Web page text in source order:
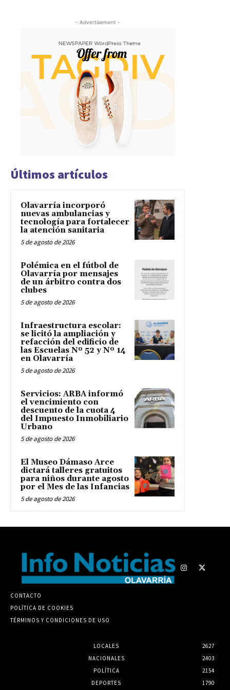
- Advertisement -
Últimos artículos
Olavarría incorporó
nuevas ambulancias y
tecnología para fortalecer
la atención sanitaria
5 de agosto de 2026
Polémica en el fútbol de
Olavarría por mensajes
de un árbitro contra dos
clubes
5 de agosto de 2026
Infraestructura escolar:
se licitó la ampliación y
refacción del edificio de
las Escuelas Nº 52 y Nº 14
en Olavarría
5 de agosto de 2026
Servicios: ARBA informó
el vencimiento con
descuento de la cuota 4
del Impuesto Inmobiliario
Urbano
5 de agosto de 2026
El Museo Dámaso Arce
dictará talleres gratuitos
para niños durante agosto
por el Mes de las Infancias
5 de agosto de 2026
CONTACTO
POLÍTICA DE COOKIES
TÉRMINOS Y CONDICIONES DE USO
LOCALES
2627
NACIONALES
2403
POLÍTICA
2154
DEPORTES
1790